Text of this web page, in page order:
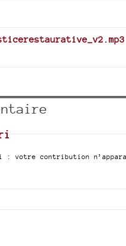
: votre contribution